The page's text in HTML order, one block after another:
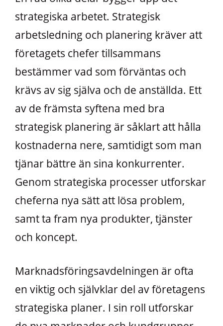
strategiska arbetet. Strategisk
arbetsledning och planering kräver att
företagets chefer tillsammans
bestämmer vad som förväntas och
krävs av sig själva och de anställda. Ett
av de främsta syftena med bra
strategisk planering är såklart att hålla
kostnaderna nere, samtidigt som man
tjänar bättre än sina konkurrenter.
Genom strategiska processer utforskar
cheferna nya sätt att lösa problem,
samt ta fram nya produkter, tjänster
och koncept.
Marknadsföringsavdelningen är ofta
en viktig och självklar del av företagens
strategiska planer. I sin roll utforskar